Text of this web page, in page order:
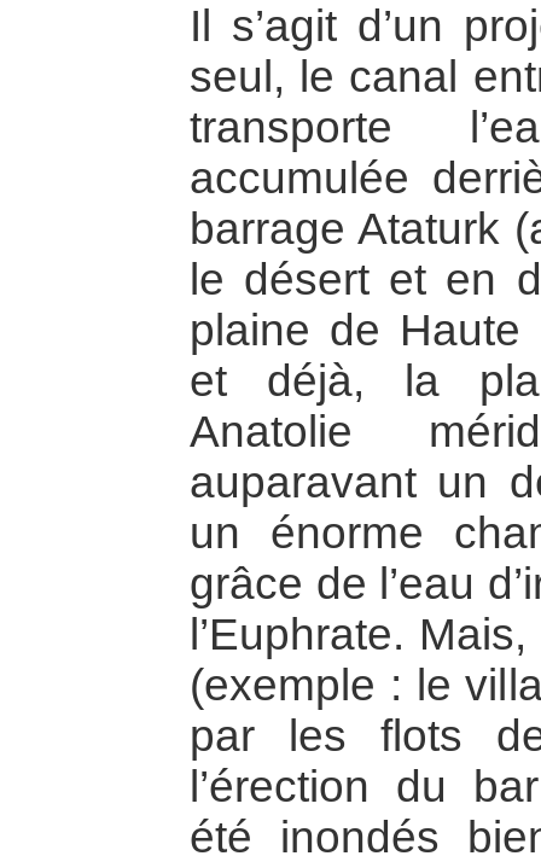
Il s’agit d’un
seul, le canal
transporte
accumulée
barrage Ataturk
le désert et en
plaine de Haute
et déjà, la
Anatolie
auparavant un
un énorme
grâce de l’eau
l’Euphrate.
(exemple : le
par les flots
l’érection du
été inondés